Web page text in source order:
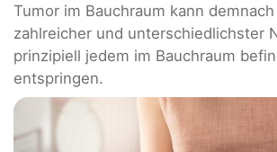
Tumor im Bauchraum kann
zahlreicher und unterschiedlichster
prinzipiell jedem im Bauchraum
entspringen.